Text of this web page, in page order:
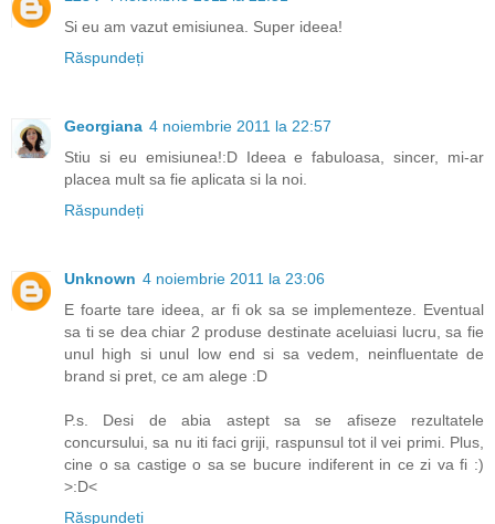
Si eu am vazut emisiunea. Super ideea!
Răspundeți
Georgiana 4 noiembrie 2011 la 22:57
Stiu si eu emisiunea!:D Ideea e fabuloasa, sincer, mi-ar
placea mult sa fie aplicata si la noi.
Răspundeți
Unknown 4 noiembrie 2011 la 23:06
E foarte tare ideea, ar fi ok sa se implementeze. Eventual
sa ti se dea chiar 2 produse destinate aceluiasi lucru, sa fie
unul high si unul low end si sa vedem, neinfluentate de
brand si pret, ce am alege :D
P.s. Desi de abia astept sa se afiseze rezultatele
concursului, sa nu iti faci griji, raspunsul tot il vei primi. Plus,
cine o sa castige o sa se bucure indiferent in ce zi va fi :)
>:D<
Răspundeți